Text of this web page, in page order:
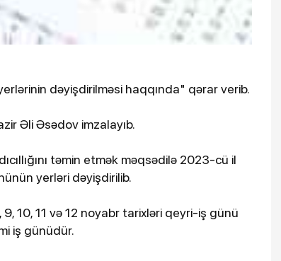
dəyişdirilməsi haqqında" qərar verib.
Əli Əsədov imzalayıb.
təmin etmək məqsədilə 2023-cü il
yerləri dəyişdirilib.
10, 11 və 12 noyabr tarixləri qeyri-iş günü
iş günüdür.